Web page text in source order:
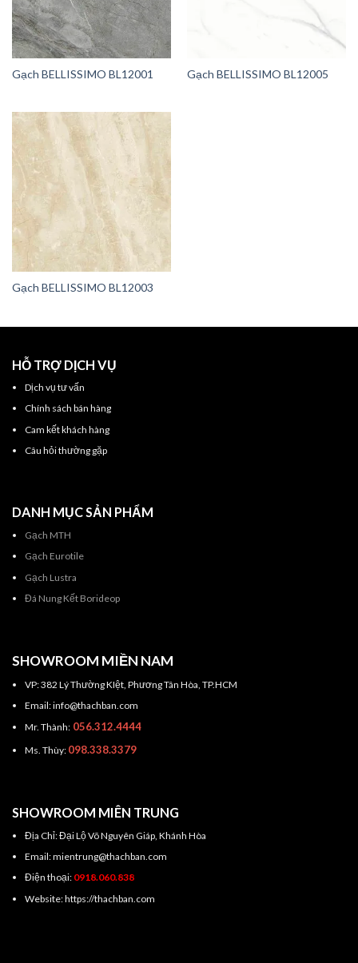
Gạch BELLISSIMO BL12001 Gạch BELLISSIMO BL12005
Gạch BELLISSIMO BL12003
HỖ TRỢ DỊCH VỤ
Dịch vụ tư vấn
Chính sách bán hàng
Cam kết khách hàng
Câu hỏi thường gặp
DANH MỤC SẢN PHẨM
Gạch MTH
Gạch Eurotile
Gạch Lustra
Đá Nung Kết Borideop
SHOWROOM MIỀN NAM
VP: 382 Lý Thường KIệt, Phương Tân Hòa, TP.HCM
Email: info@thachban.com
Mr. Thành:056.312.4444
Ms. Thùy: 098.338.3379
SHOWROOM MIÊN TRUNG
Địa Chỉ: Đại Lộ Võ Nguyên Giáp, Khánh Hòa
Email: mientrung@thachban.com
Điện thoại: 0918.060.838
Website: https://thachban.com